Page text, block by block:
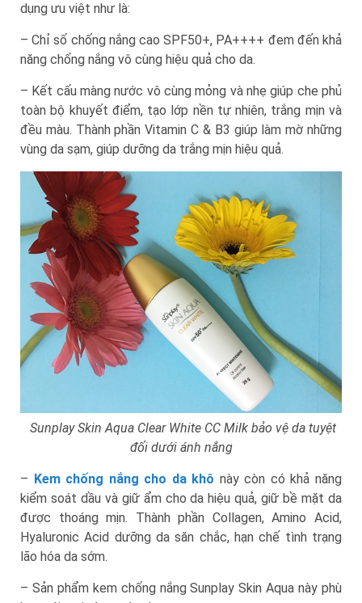
dụng ưu việt như là:
– Chỉ số chống nắng cao SPF50+, PA++++ đem đến khả
năng chống nắng vô cùng hiệu quả cho da.
– Kết cấu màng nước vô cùng mỏng và nhẹ giúp che phủ
toàn bộ khuyết điểm, tạo lớp nền tự nhiên, trắng mịn và
đều màu. Thành phần Vitamin C & B3 giúp làm mờ những
vùng da sạm, giúp dưỡng da trắng mịn hiệu quả.
Sunplay Skin Aqua Clear White CC Milk bảo vệ da tuyệt
đối dưới ánh nắng
– Kem chống nắng cho da khô này còn có khả năng
kiểm soát dầu và giữ ẩm cho da hiệu quả, giữ bề mặt da
được thoáng mịn. Thành phần Collagen, Amino Acid,
Hyaluronic Acid dưỡng da săn chắc, hạn chế tình trạng
lão hóa da sớm.
– Sản phẩm kem chống nắng Sunplay Skin Aqua này phù